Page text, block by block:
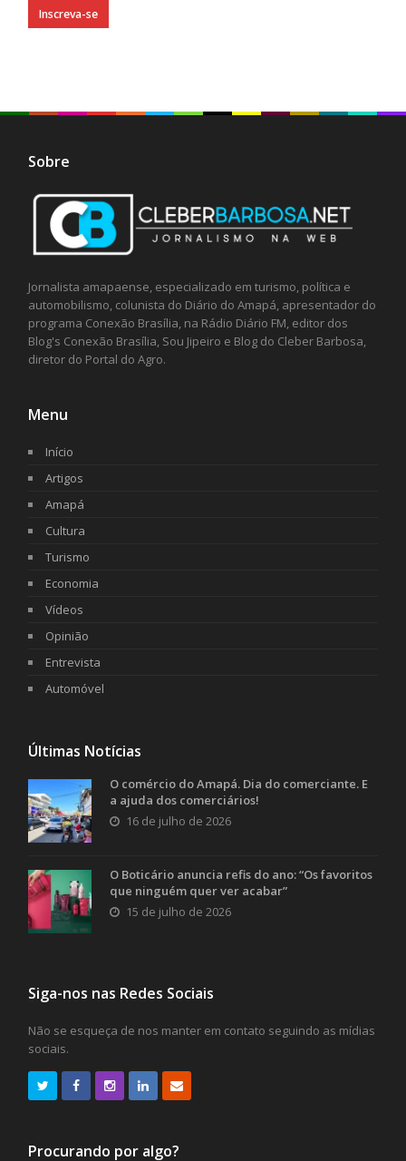
Sobre
Jornalista amapaense, especializado em turismo, política e
automobilismo, colunista do Diário do Amapá, apresentador do
programa Conexão Brasília, na Rádio Diário FM, editor dos
Blog's Conexão Brasília, Sou Jipeiro e Blog do Cleber Barbosa,
diretor do Portal do Agro.
Menu
Início
Artigos
Amapá
Cultura
Turismo
Economia
Vídeos
Opinião
Entrevista
Automóvel
Últimas Notícias
O comércio do Amapá. Dia do comerciante. E
a ajuda dos comerciários!
16 de julho de 2026
O Boticário anuncia refis do ano: “Os favoritos
que ninguém quer ver acabar”
15 de julho de 2026
Siga-nos nas Redes Sociais
Não se esqueça de nos manter em contato seguindo as mídias
sociais.
Procurando por algo?